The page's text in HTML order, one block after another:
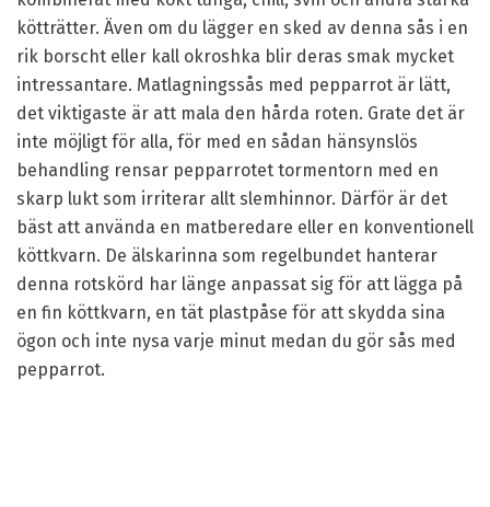
kötträtter. Även om du lägger en sked av denna sås i en
rik borscht eller kall okroshka blir deras smak mycket
intressantare. Matlagningssås med pepparrot är lätt,
det viktigaste är att mala den hårda roten. Grate det är
inte möjligt för alla, för med en sådan hänsynslös
behandling rensar pepparrotet tormentorn med en
skarp lukt som irriterar allt slemhinnor. Därför är det
bäst att använda en matberedare eller en konventionell
köttkvarn. De älskarinna som regelbundet hanterar
denna rotskörd har länge anpassat sig för att lägga på
en fin köttkvarn, en tät plastpåse för att skydda sina
ögon och inte nysa varje minut medan du gör sås med
pepparrot.